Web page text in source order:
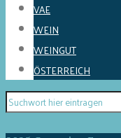
VAE
WEIN
WEINGUT
ÖSTERREICH